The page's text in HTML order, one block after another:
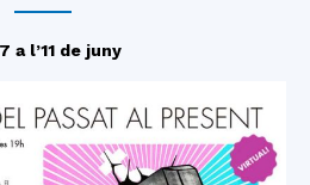
a l’11 de juny